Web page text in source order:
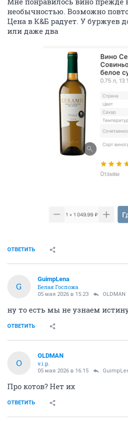
необычностью. Возможно
Цена в К&Б радует. У буржуев
или даже два
ОТВЕТИТЬ
G
GuimpLena
Белая Госпожа
05 мая 2026 в 15:23 OLDMAN
ну то есть мы не узнаем
ОТВЕТИТЬ
O
OLDMAN
v.i.p.
05 мая 2026 в 16:15
Про котов? Нет их
ОТВЕТИТЬ